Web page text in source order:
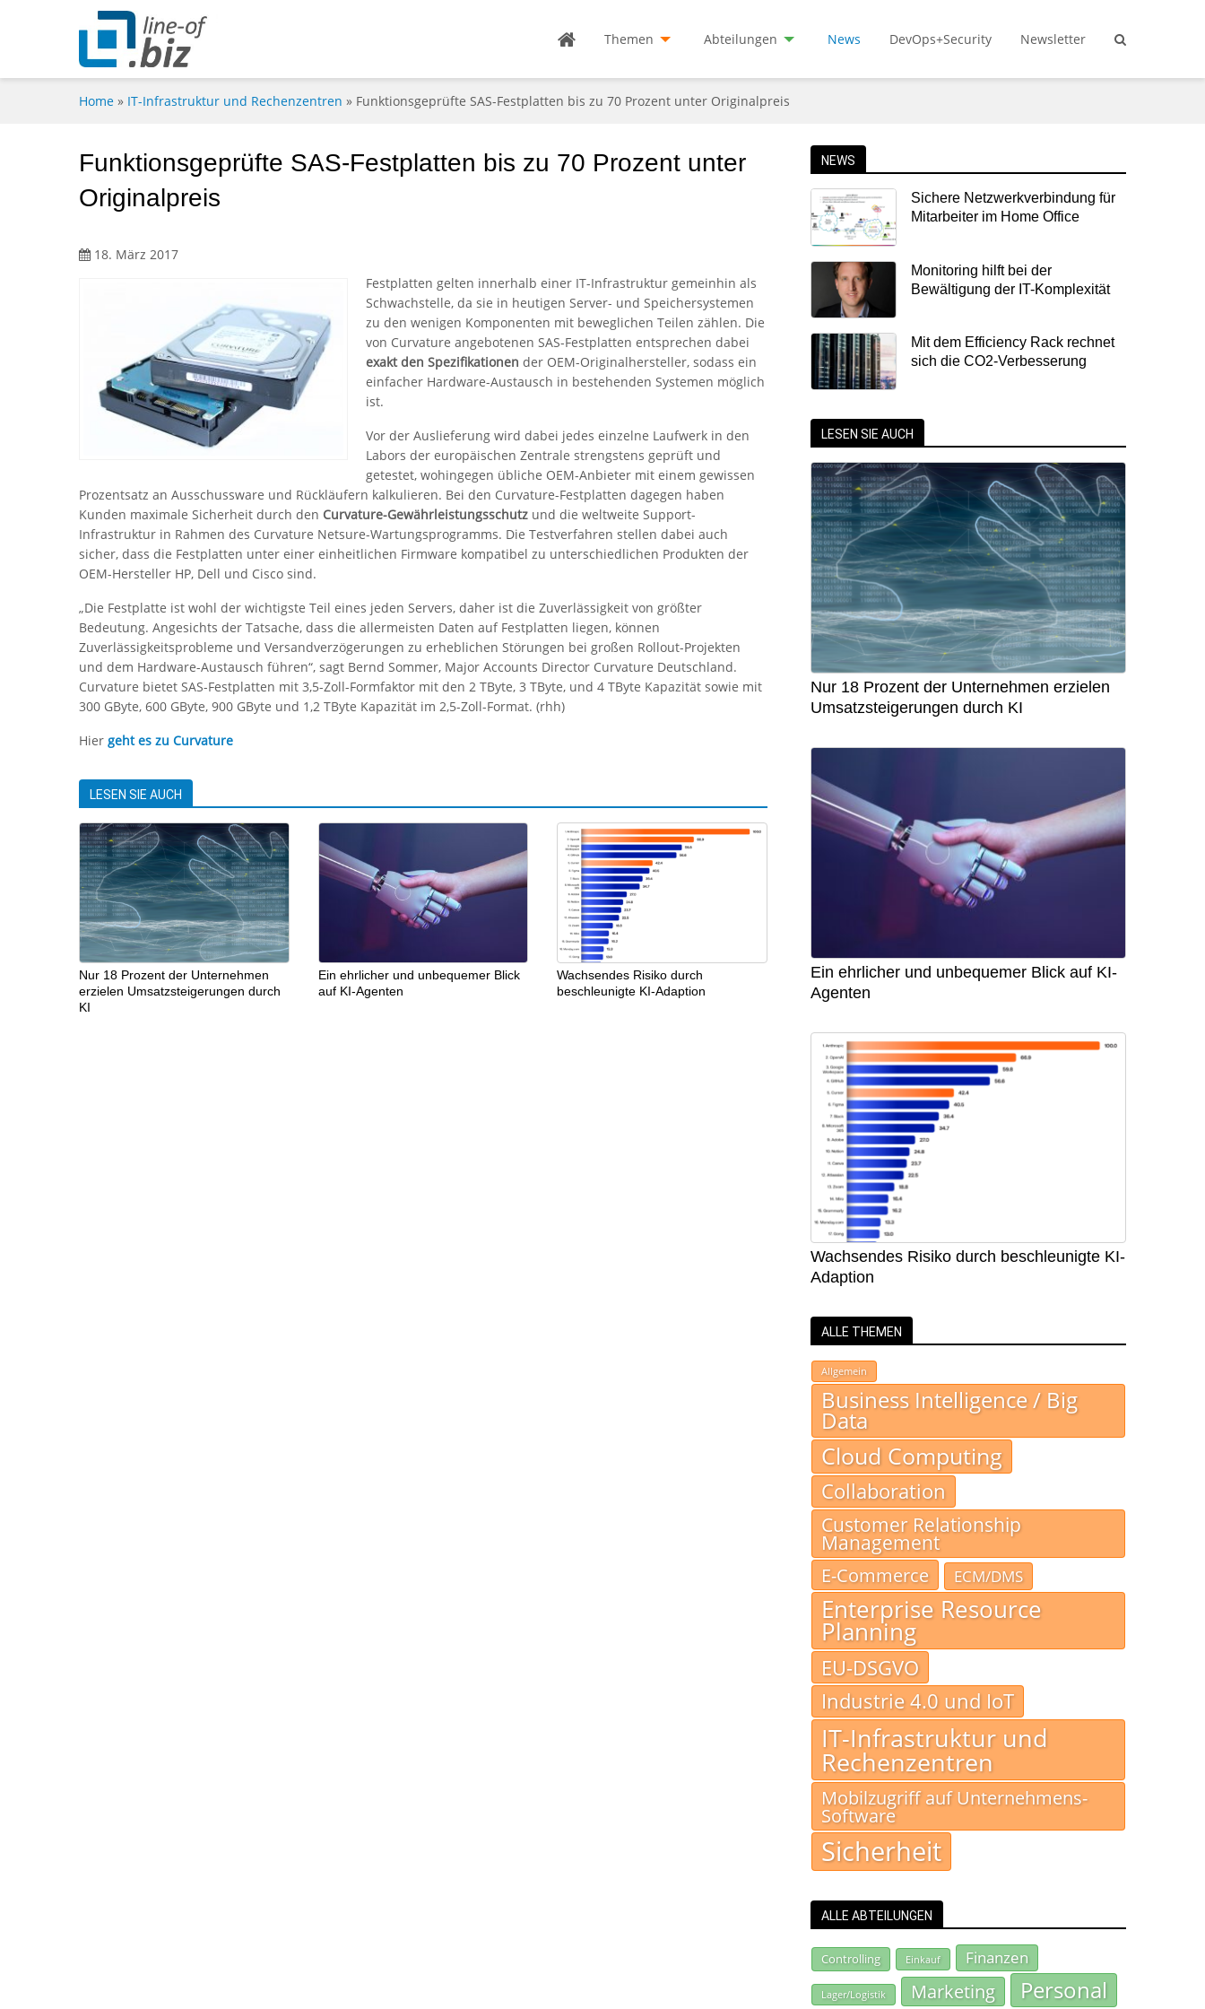
Themen Abteilungen News DevOps+Security Newsletter
Home » IT-Infrastruktur und Rechenzentren » Funktionsgeprüfte SAS-Festplatten bis zu 70 Prozent unter Originalpreis
Funktionsgeprüfte SAS-Festplatten bis zu 70 Prozent unter
Originalpreis
18. März 2017
Festplatten gelten innerhalb einer IT-Infrastruktur gemeinhin als
Schwachstelle, da sie in heutigen Server- und Speichersystemen
zu den wenigen Komponenten mit beweglichen Teilen zählen. Die
von Curvature angebotenen SAS-Festplatten entsprechen dabei
exakt den Spezifikationen der OEM-Originalhersteller, sodass ein
einfacher Hardware-Austausch in bestehenden Systemen möglich
ist.
Vor der Auslieferung wird dabei jedes einzelne Laufwerk in den
Labors der europäischen Zentrale strengstens geprüft und
getestet, wohingegen übliche OEM-Anbieter mit einem gewissen
Prozentsatz an Ausschussware und Rückläufern kalkulieren. Bei den Curvature-Festplatten dagegen haben
Kunden maximale Sicherheit durch den Curvature-Gewährleistungsschutz und die weltweite Support-
Infrastruktur in Rahmen des Curvature Netsure-Wartungsprogramms. Die Testverfahren stellen dabei auch
sicher, dass die Festplatten unter einer einheitlichen Firmware kompatibel zu unterschiedlichen Produkten der
OEM-Hersteller HP, Dell und Cisco sind.
„Die Festplatte ist wohl der wichtigste Teil eines jeden Servers, daher ist die Zuverlässigkeit von größter
Bedeutung. Angesichts der Tatsache, dass die allermeisten Daten auf Festplatten liegen, können
Zuverlässigkeitsprobleme und Versandverzögerungen zu erheblichen Störungen bei großen Rollout-Projekten
und dem Hardware-Austausch führen“, sagt Bernd Sommer, Major Accounts Director Curvature Deutschland.
Curvature bietet SAS-Festplatten mit 3,5-Zoll-Formfaktor mit den 2 TByte, 3 TByte, und 4 TByte Kapazität sowie mit
300 GByte, 600 GByte, 900 GByte und 1,2 TByte Kapazität im 2,5-Zoll-Format. (rhh)
Hier geht es zu Curvature
LESEN SIE AUCH
Nur 18 Prozent der Unternehmen
erzielen Umsatzsteigerungen durch
KI
Ein ehrlicher und unbequemer Blick
auf KI-Agenten
Wachsendes Risiko durch
beschleunigte KI-Adaption
NEWS
Sichere Netzwerkverbindung für
Mitarbeiter im Home Office
Monitoring hilft bei der
Bewältigung der IT-Komplexität
Mit dem Efficiency Rack rechnet
sich die CO2-Verbesserung
LESEN SIE AUCH
Nur 18 Prozent der Unternehmen erzielen
Umsatzsteigerungen durch KI
Ein ehrlicher und unbequemer Blick auf KI-
Agenten
Wachsendes Risiko durch beschleunigte KI-
Adaption
ALLE THEMEN
Allgemein
Business Intelligence / Big
Data
Cloud Computing
Collaboration
Customer Relationship
Management
E-Commerce
ECM/DMS
Enterprise Resource
Planning
EU-DSGVO
Industrie 4.0 und IoT
IT-Infrastruktur und
Rechenzentren
Mobilzugriff auf Unternehmens-
Software
Sicherheit
ALLE ABTEILUNGEN
Controlling Einkauf Finanzen
Lager/Logistik Marketing Personal